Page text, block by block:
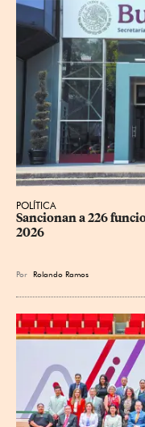
POLÍTICA
Sancionan a 226
2026
Por Rolando Ramos